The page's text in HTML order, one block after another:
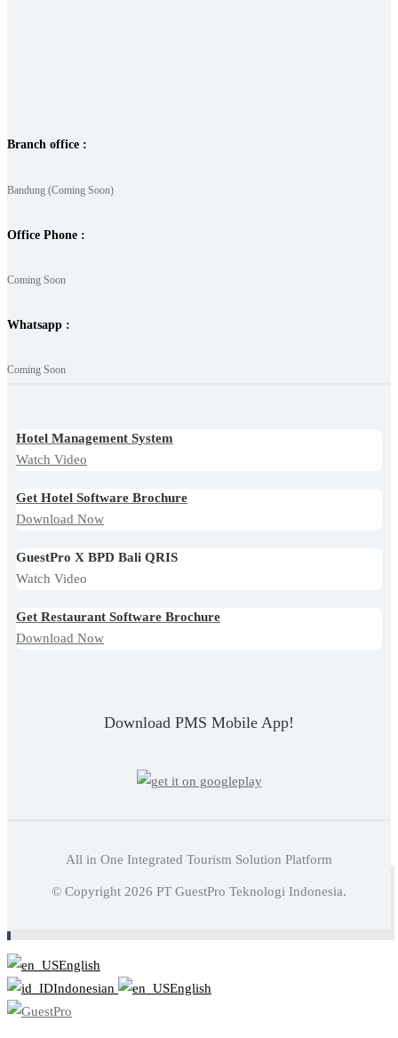
Branch office :
Bandung (Coming Soon)
Office Phone :
Coming Soon
Whatsapp :
Coming Soon
Hotel Management System
Watch Video
Get Hotel Software Brochure
Download Now
GuestPro X BPD Bali QRIS
Watch Video
Get Restaurant Software Brochure
Download Now
Download PMS Mobile App!
All in One Integrated Tourism Solution Platform
© Copyright 2026 PT GuestPro Teknologi Indonesia.
Baca juga: Mengenal Tugas Concierge Hotel Dan Bentuk
English
Indonesian
English